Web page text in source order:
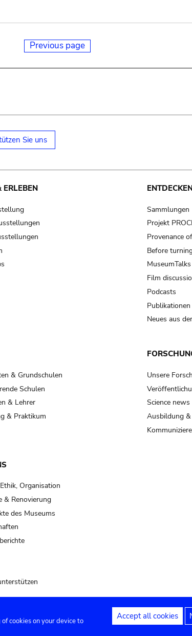
Previous page
Sie uns
ERLEBEN
Sammlungen
Projekt
Provenance
Before
MuseumTalks
Film
Podcasts
Publikationen
Neues aus
& Grundschulen
Schulen
& Lehrer
& Praktikum
Unsere
Science news
Ausbildung
Organisation
& Renovierung
des Museums
Privacy settings Rechtliche
cookies on your device to
Accept all cookies